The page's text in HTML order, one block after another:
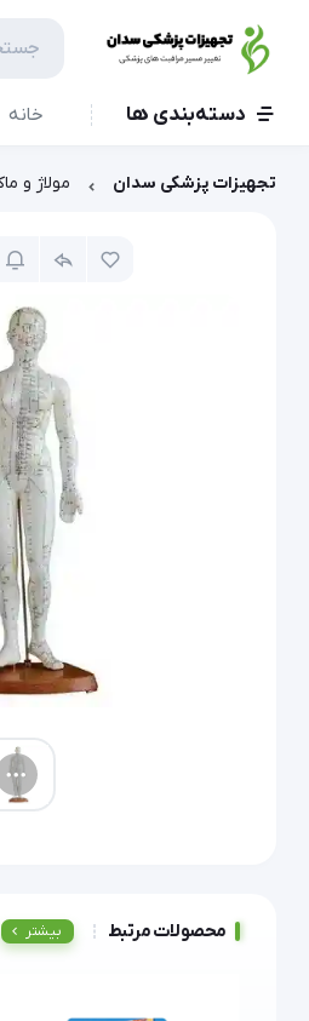
دسته‌بندی ها خانه
تجهیزات پزشکی سدان مولاژ و
محصولات مرتبط بیشتر